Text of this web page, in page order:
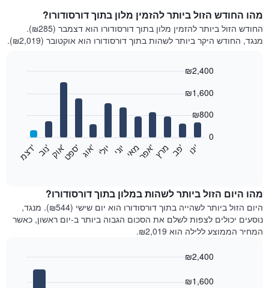
מהו החודש הזול ביותר להזמין מלון בתוך דורסודורו?
החודש הזול ביותר להזמין מלון בתוך דורסודורו הוא דצמבר (₪285).
מנגד, החודש היקר ביותר לשהות בתוך דורסודורו הוא אוקטובר (₪2,019).
מחיר
הממוצע
של
חדר
בכל
י
נ
ו
' פ
ב​​​​​​​
' מרץא
פ
ר
' מאי יוני יולי א
ו
ג
' ס
פ
ט
' א
ו
ק
' נ
ו
ב
' ד
צ
מ
'
0
₪800
₪1,600
₪2,400
מהו היום הזול ביותר לשהות במלון בתוך דורסודורו?
היום הזול ביותר לשהייה בתוך דורסודורו הוא יום שישי (₪544). מנגד,
נוסעים יכולים לצפות לשלם את הסכום הגבוה ביותר ב-יום ראשון, כאשר
המחיר הממוצע ללילה הוא ₪2,019.
₪1,600
₪2,400